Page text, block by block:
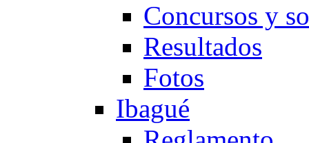
Concursos y
Resultados
Fotos
Ibagué